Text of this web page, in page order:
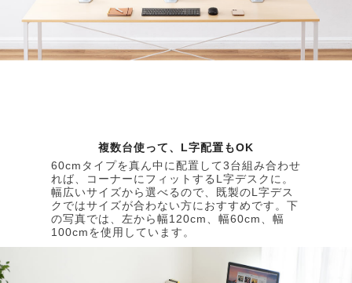
複数台使って、L字配置もOK
60cmタイプを真ん中に配置して3台組み合わせ
れば、コーナーにフィットするL字デスクに。
幅広いサイズから選べるので、既製のL字デス
クではサイズが合わない方におすすめです。下
の写真では、左から幅120cm、幅60cm、幅
100cmを使用しています。